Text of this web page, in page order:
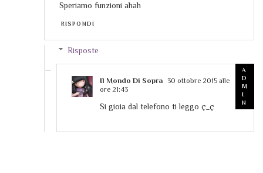
Speriamo funzioni ahah
RISPONDI
Risposte
Il Mondo Di Sopra
30 ottobre 2015 alle
ore 21:43
Si gioia dal telefono ti leggo ç_ç